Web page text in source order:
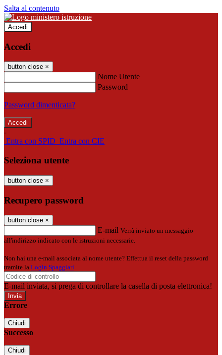
Salta al contenuto
Accedi
Accedi
button close ×
Nome Utente
Password
Password dimenticata?
-
Entra con SPID Entra con CIE
Seleziona utente
button close ×
Recupero password
button close ×
E-mail Verrà inviato un messaggio
all'indirizzo indicato con le istruzioni necessarie.
Non hai una e-mail associata al nome utente? Effettua il reset della password
tramite la Login Spaggiari
E-mail inviata, si prega di controllare la casella di posta elettronica!
Errore
Chiudi
Successo
Chiudi